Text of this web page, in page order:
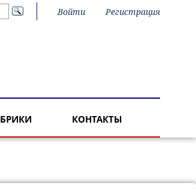
Войти Регистрация
КОНТАКТЫ